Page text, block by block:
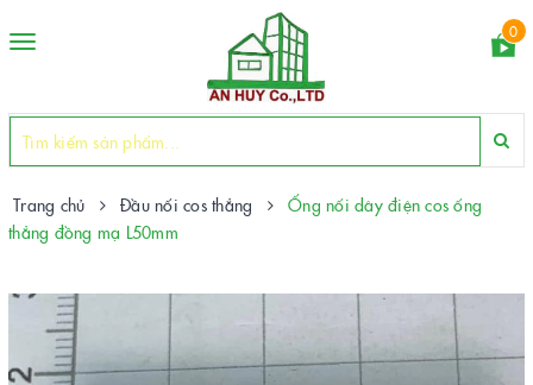
Toggle
0
Trang chủ Đầu nối cos thẳng
Ống nối dây điện cos ống
thẳng đồng mạ L50mm